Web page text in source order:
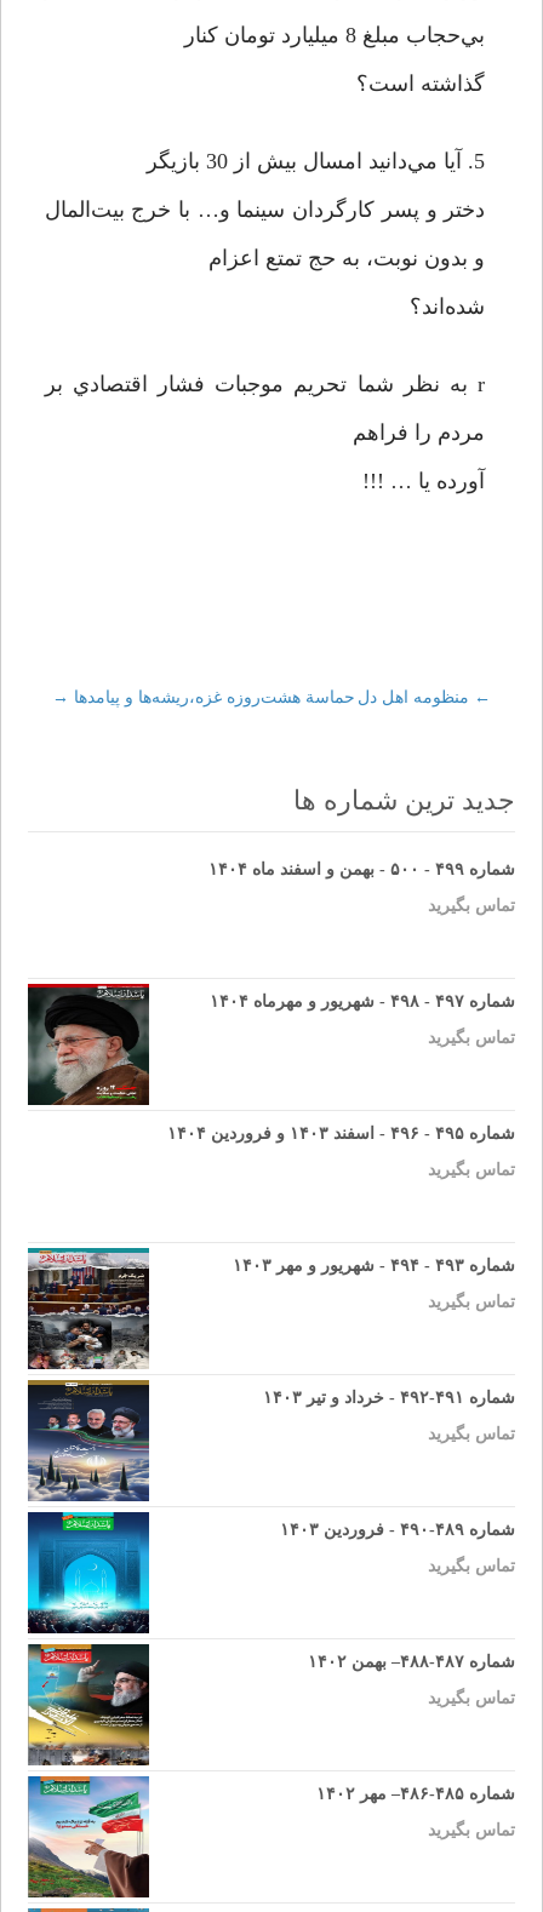
بي‌حجاب مبلغ 8 ميليارد تومان كنار
گذاشته است؟
5. آيا مي‌دانيد امسال بيش از 30 بازيگر
دختر و پسر كارگردان سينما و… با خرج بيت‌المال
و بدون نوبت، به حج تمتع اعزام
شده‌اند؟
r به نظر شما تحريم موجبات فشار اقتصادي بر
مردم را فراهم
آورده يا … !!!
Post
navigation
← منظومه اهل دل حماسة هشت‌روزه غزه،ريشه‌ها و پيامدها →
جدید ترین شماره ها
شماره ۴۹۹ - ۵۰۰ - بهمن و اسفند ماه ۱۴۰۴
تماس بگیرید
شماره ۴۹۷ - ۴۹۸ - شهریور و مهرماه ۱۴۰۴
تماس بگیرید
شماره ۴۹۵ - ۴۹۶ - اسفند ۱۴۰۳ و فروردین ۱۴۰۴
تماس بگیرید
شماره ۴۹۳ - ۴۹۴ - شهریور و مهر ۱۴۰۳
تماس بگیرید
شماره ۴۹۱-۴۹۲ - خرداد و تیر ۱۴۰۳
تماس بگیرید
شماره ۴۸۹-۴۹۰ - فروردین ۱۴۰۳
تماس بگیرید
شماره ۴۸۷-۴۸۸– بهمن ۱۴۰۲
تماس بگیرید
شماره ۴۸۵-۴۸۶– مهر ۱۴۰۲
تماس بگیرید